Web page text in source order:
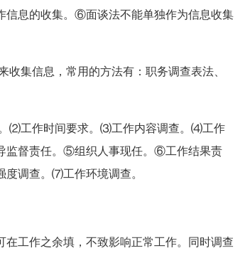
信息的收集。⑥面谈法不能单独作为信息收集
收集信息，常用的方法有：职务调查表法、
⑵工作时间要求。⑶工作内容调查。⑷工作
督责任。⑤组织人事现任。⑥工作结果责
调查。⑺工作环境调查。
工作之余填，不致影响正常工作。同时调查